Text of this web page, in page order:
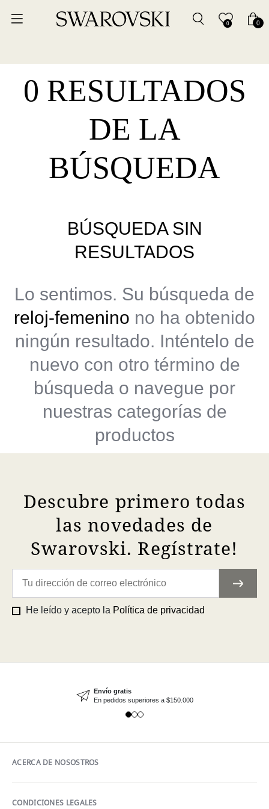
0 0
0 RESULTADOS
DE LA
BÚSQUEDA
BÚSQUEDA SIN
RESULTADOS
Lo sentimos. Su búsqueda de
reloj-femenino no ha obtenido
ningún resultado. Inténtelo de
nuevo con otro término de
búsqueda o navegue por
nuestras categorías de
productos
Descubre primero todas
las novedades de
Swarovski. Regístrate!
He leído y acepto la Política de privacidad
Envío gratis
En pedidos superiores a $150.000
ACERCA DE NOSOSTROS
CONDICIONES LEGALES